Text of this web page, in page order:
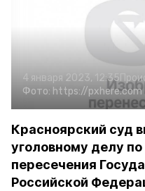
4 января 2023, 12:35
Фото: https://pxhere.com
Красноярский суд
уголовному делу
пересечения
Российской